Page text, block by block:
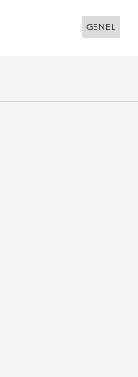
GENEL